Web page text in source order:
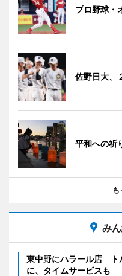
プロ野球・
佐野日大
平和への祈
も
み
東中野にハラール店 ト
に、タイムサービスも